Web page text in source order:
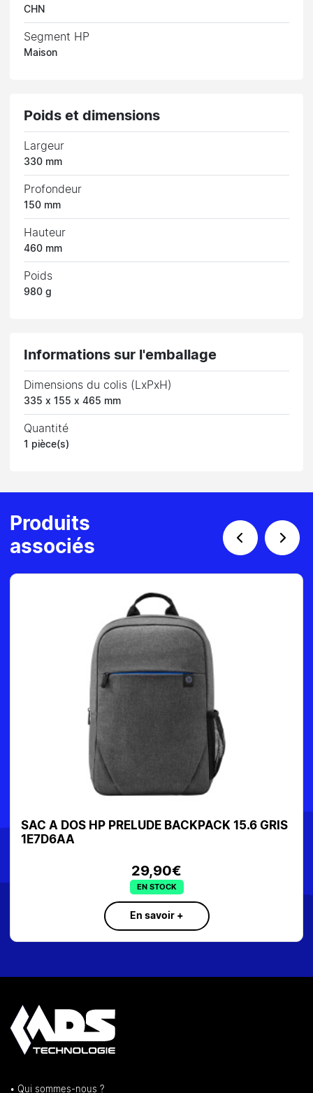
CHN
Segment HP
Maison
Poids et dimensions
Largeur
330 mm
Profondeur
150 mm
Hauteur
460 mm
Poids
980 g
Informations sur l'emballage
Dimensions du colis (LxPxH)
335 x 155 x 465 mm
Quantité
1 pièce(s)
Produits
associés
SAC A DOS HP PRELUDE BACKPACK 15.6 GRIS
1E7D6AA
29,90€
EN STOCK
En savoir +
• Qui sommes-nous ?